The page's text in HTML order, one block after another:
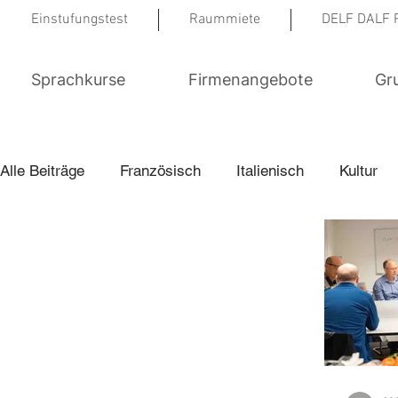
Sprachkurse Firmenangebote
Einstufungstest Raummiete DELF
Alle Beiträge Französisch Italienisch Kultur
Von SmartTalk ins Leben